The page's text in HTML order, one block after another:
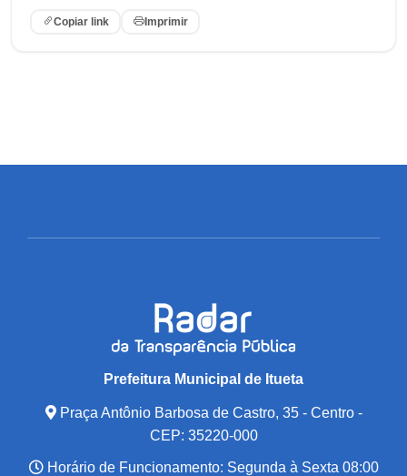
Copiar link Imprimir
Prefeitura Municipal de Itueta
Praça Antônio Barbosa de Castro, 35 - Centro -
CEP: 35220-000
Horário de Funcionamento: Segunda à Sexta 08:00